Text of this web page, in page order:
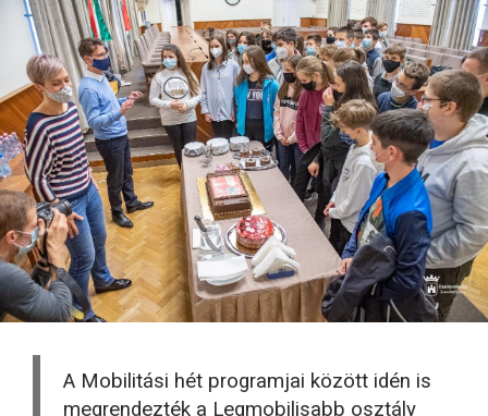
A Mobilitási hét programjai között idén is
megrendezték a Legmobilisabb osztály